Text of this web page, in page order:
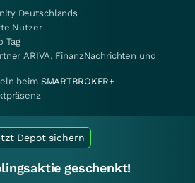
Deutschlands
Nutzer
Tag
ARIVA, FinanzNachrichten und
beim SMARTBROKER+
Depot sichern
geschenkt!